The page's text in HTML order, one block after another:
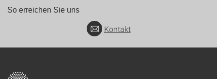
So erreichen Sie uns
Kontakt